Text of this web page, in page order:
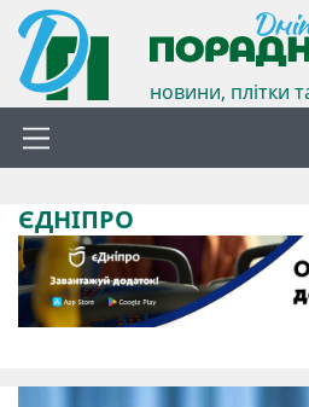
новини, плітки
ЄДНІПРО